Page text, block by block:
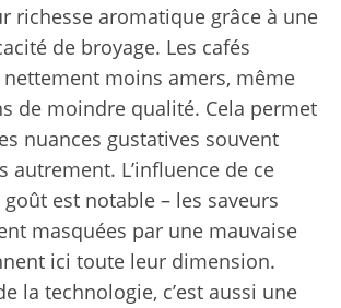
richesse aromatique grâce à une
de broyage. Les cafés
moins amers, même
de moindre qualité. Cela permet
nuances gustatives souvent
autrement. L’influence de ce
est notable – les saveurs
masquées par une mauvaise
ici toute leur dimension.
la technologie, c’est aussi une